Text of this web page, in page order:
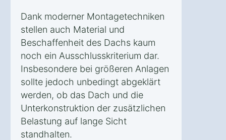
Dank moderner Montagetechniken
stellen auch Material und
Beschaffenheit des Dachs kaum
noch ein Ausschlusskriterium dar.
Insbesondere bei größeren Anlagen
sollte jedoch unbedingt abgeklärt
werden, ob das Dach und die
Unterkonstruktion der zusätzlichen
Belastung auf lange Sicht
standhalten.